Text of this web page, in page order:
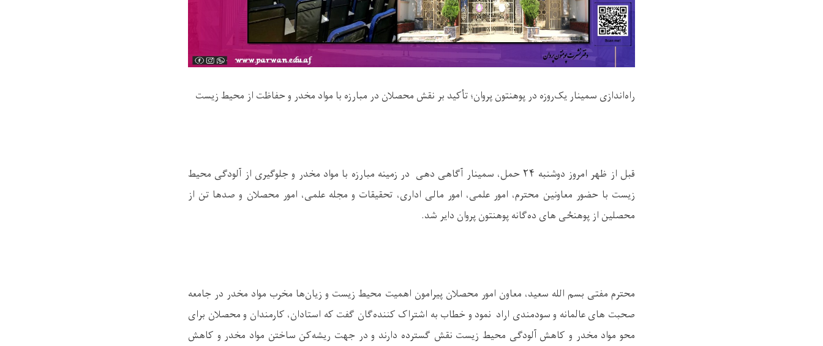
راه‌اندازی سمینار یک‌روزه در پوهنتون پروان؛ تأکید بر نقش محصلان در مبارزه با مواد مخدر و حفاظت از محیط زیست
قبل از ظهر امروز دوشنبه ۲۴ حمل، سمینار آگاهی دهی در زمینه مبارزه با مواد مخدر و جلوگیری از آلودگی محیط
زیست با حضور معاونین محترم، امور علمی، امور مالی اداری، تحقیقات و مجله علمی، امور محصلان و صدها تن از
محصلین از پوهنځی های ده‌گانه پوهنتون پروان دایر شد.
محترم مفتی بسم الله سعید، معاون امور محصلان پیرامون اهمیت محیط زیست و زیان‌ها مخرب مواد مخدر در جامعه
صحبت های عالمانه و سودمندی اراد نمود و خطاب به اشتراک کننده‌گان گفت که استادان، کارمندان و محصلان برای
محو مواد مخدر و کاهش آلودگی محیط زیست نقش گسترده دارند و در جهت ریشه‌کن ساختن مواد مخدر و کاهش